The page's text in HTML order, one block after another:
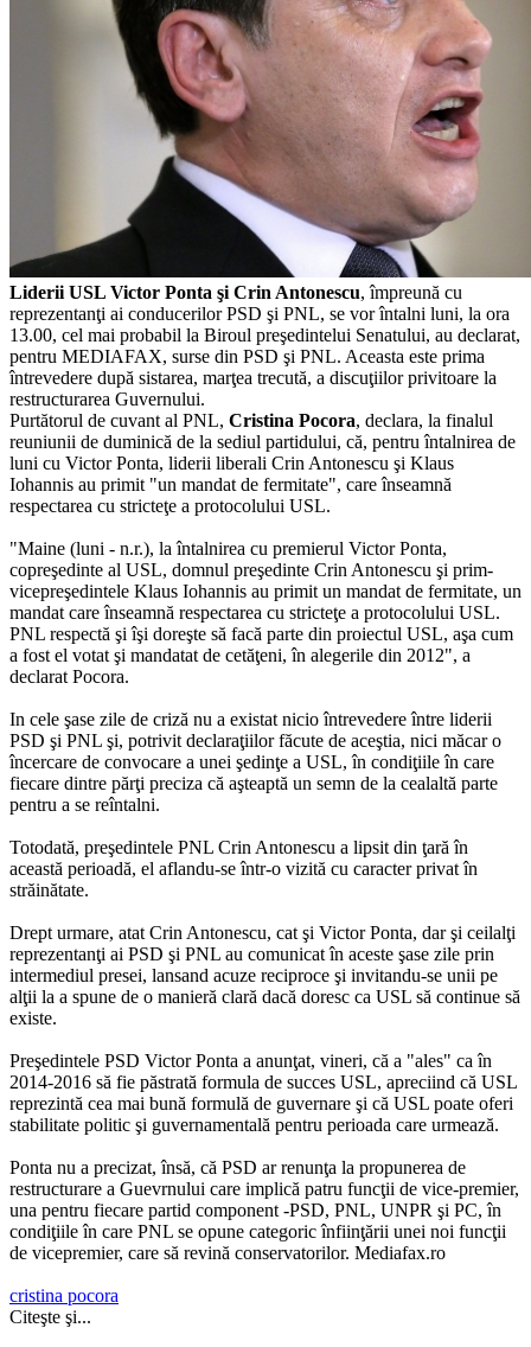
Liderii USL Victor Ponta şi Crin Antonescu, împreună cu
reprezentanţi ai conducerilor PSD şi PNL, se vor întalni luni, la ora
13.00, cel mai probabil la Biroul preşedintelui Senatului, au declarat,
pentru MEDIAFAX, surse din PSD şi PNL. Aceasta este prima
întrevedere după sistarea, marţea trecută, a discuţiilor privitoare la
restructurarea Guvernului.
Purtătorul de cuvant al PNL, Cristina Pocora, declara, la finalul
reuniunii de duminică de la sediul partidului, că, pentru întalnirea de
luni cu Victor Ponta, liderii liberali Crin Antonescu şi Klaus
Iohannis au primit "un mandat de fermitate", care înseamnă
respectarea cu stricteţe a protocolului USL.
"Maine (luni - n.r.), la întalnirea cu premierul Victor Ponta,
copreşedinte al USL, domnul preşedinte Crin Antonescu şi prim-
vicepreşedintele Klaus Iohannis au primit un mandat de fermitate, un
mandat care înseamnă respectarea cu stricteţe a protocolului USL.
PNL respectă şi îşi doreşte să facă parte din proiectul USL, aşa cum
a fost el votat şi mandatat de cetăţeni, în alegerile din 2012", a
declarat Pocora.
In cele şase zile de criză nu a existat nicio întrevedere între liderii
PSD şi PNL şi, potrivit declaraţiilor făcute de aceştia, nici măcar o
încercare de convocare a unei şedinţe a USL, în condiţiile în care
fiecare dintre părţi preciza că aşteaptă un semn de la cealaltă parte
pentru a se reîntalni.
Totodată, preşedintele PNL Crin Antonescu a lipsit din ţară în
această perioadă, el aflandu-se într-o vizită cu caracter privat în
străinătate.
Drept urmare, atat Crin Antonescu, cat şi Victor Ponta, dar şi ceilalţi
reprezentanţi ai PSD şi PNL au comunicat în aceste şase zile prin
intermediul presei, lansand acuze reciproce şi invitandu-se unii pe
alţii la a spune de o manieră clară dacă doresc ca USL să continue să
existe.
Preşedintele PSD Victor Ponta a anunţat, vineri, că a "ales" ca în
2014-2016 să fie păstrată formula de succes USL, apreciind că USL
reprezintă cea mai bună formulă de guvernare şi că USL poate oferi
stabilitate politic şi guvernamentală pentru perioada care urmează.
Ponta nu a precizat, însă, că PSD ar renunţa la propunerea de
restructurare a Guevrnului care implică patru funcţii de vice-premier,
una pentru fiecare partid component -PSD, PNL, UNPR şi PC, în
condiţiile în care PNL se opune categoric înfiinţării unei noi funcţii
de vicepremier, care să revină conservatorilor. Mediafax.ro
cristina pocora
Citeşte şi...